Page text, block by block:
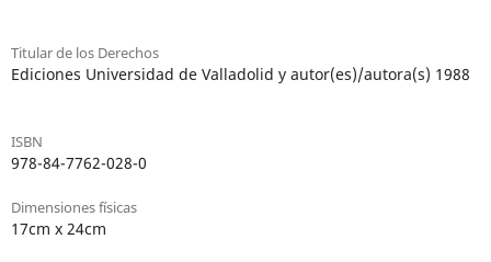
Titular de los Derechos
Ediciones Universidad de Valladolid y autor(es)/autora(s) 1988
ISBN
978-84-7762-028-0
Dimensiones físicas
17cm x 24cm